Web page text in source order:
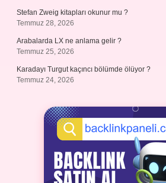
Stefan Zweig kitapları okunur mu ?
Temmuz 28, 2026
Arabalarda LX ne anlama gelir ?
Temmuz 25, 2026
Karadayı Turgut kaçıncı bölümde ölüyor ?
Temmuz 24, 2026